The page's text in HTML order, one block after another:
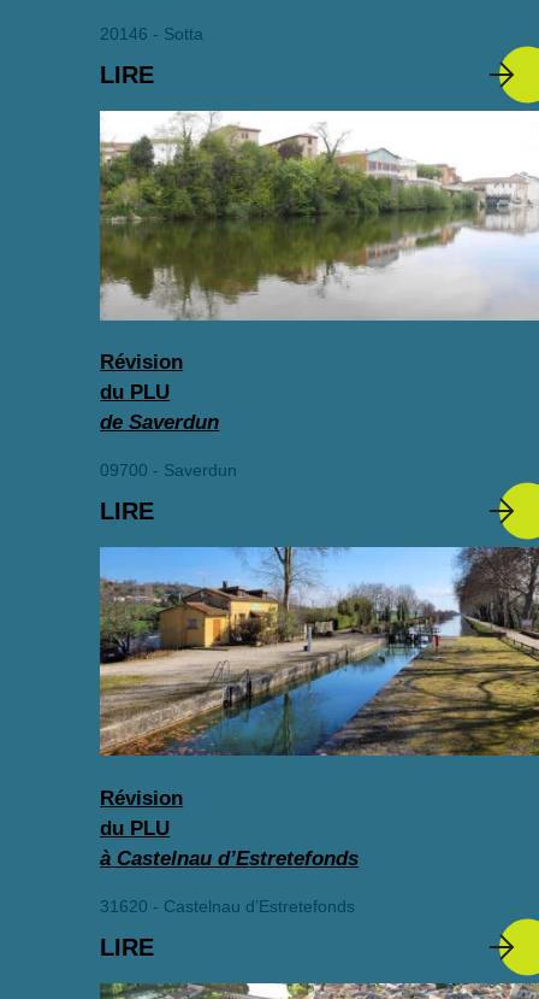
20146 - Sotta
LIRE
Révision
du PLU
de Saverdun
09700 - Saverdun
LIRE
Révision
du PLU
à Castelnau d’Estretefonds
31620 - Castelnau d’Estretefonds
LIRE